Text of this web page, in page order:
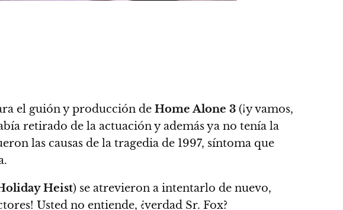
el guión y producción de Home Alone 3 (¡y vamos,
retirado de la actuación y además ya no tenía la
las causas de la tragedia de 1997, síntoma que
Heist) se atrevieron a intentarlo de nuevo,
Usted no entiende, ¿verdad Sr. Fox?